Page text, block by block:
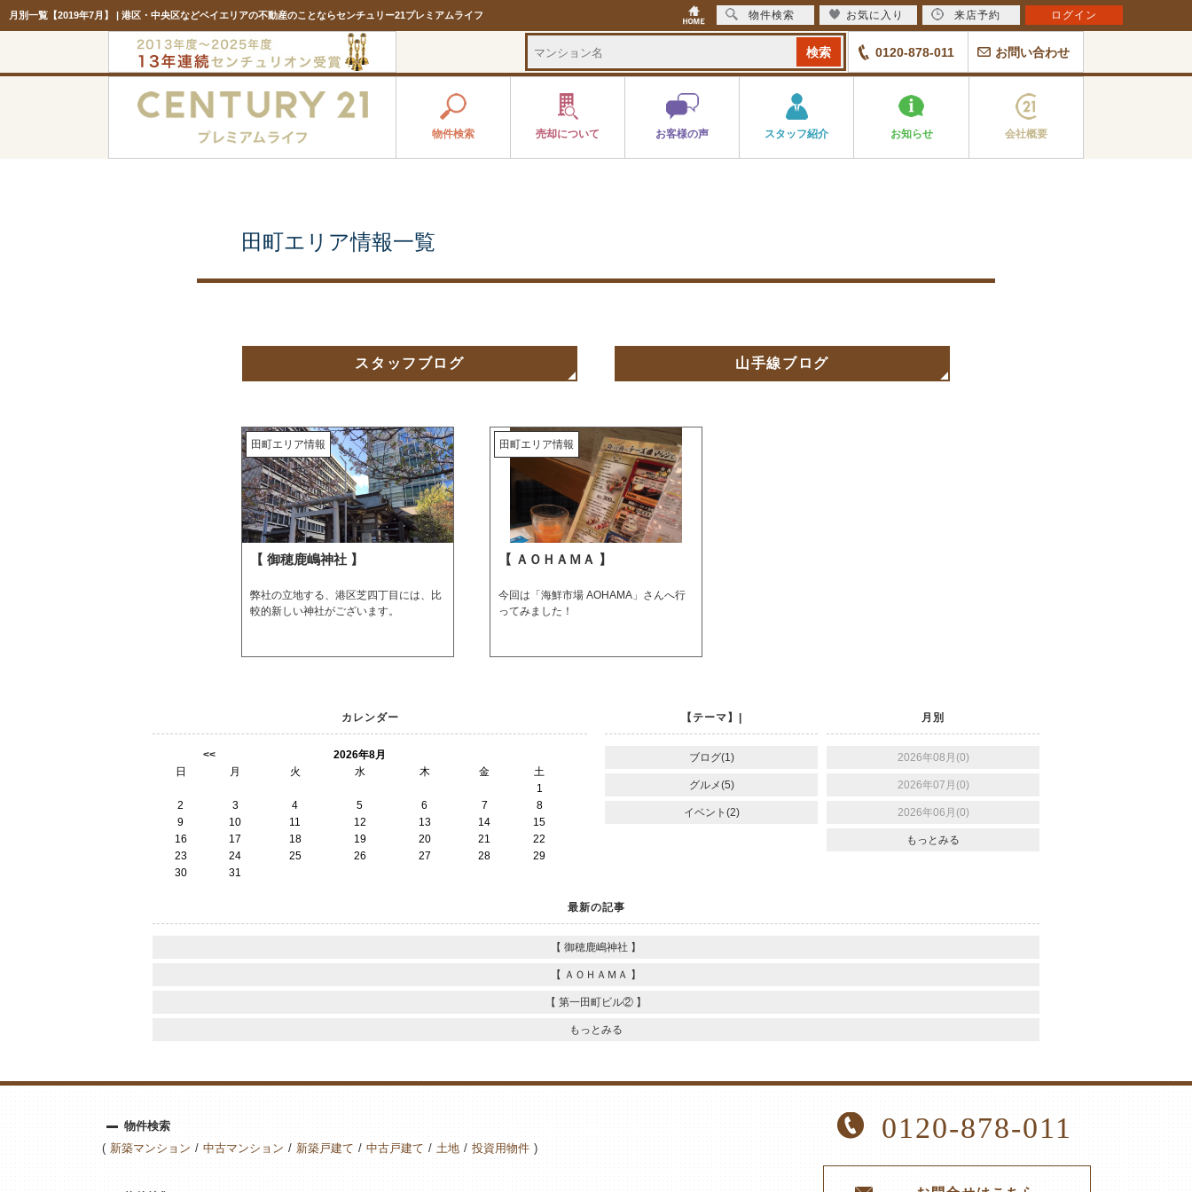
月別一覧【2019年7月】 | 港区・中央区などベイエリアの不動産のことならセンチュリー21プレミアムライフ
0120-878-011 お問い合わせ
物件検索 売却について お客様の声 スタッフ紹介 お知らせ 会社概要
田町エリア情報一覧
スタッフブログ 山手線ブログ
田町エリア情報
【 御穂鹿嶋神社 】
弊社の立地する、港区芝四丁目には、比
較的新しい神社がございます。
田町エリア情報
【 ＡＯＨＡＭＡ 】
今回は「海鮮市場 AOHAMA」さんへ行
ってみました！
カレンダー
<<
2026年8月
日
月 火 水 木 金
土
1
2
3 4 5 6 7
8
9
10 11 12 13 14
15
16
17 18 19 20 21
22
23
24 25 26 27 28
29
30
31
【テーマ】|
ブログ(1)
グルメ(5)
イベント(2)
月別
2026年08月(0)
2026年07月(0)
2026年06月(0)
もっとみる
最新の記事
【 御穂鹿嶋神社 】
【 ＡＯＨＡＭＡ 】
【 第一田町ビル② 】
もっとみる
物件検索
新築マンション
中古マンション 新築戸建て 中古戸建て 土地 投資用物件
0120-878-011
物件検索 お気に入り 来店予約 ログイン